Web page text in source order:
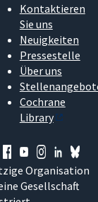
Kontaktieren
Sie uns
Neuigkeiten
Pressestelle
Über uns
Cochrane
Library
Organisation
Gesellschaft